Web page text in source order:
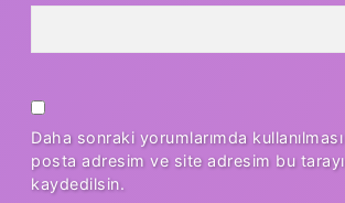
Daha sonraki yorumlarımda
posta adresim ve site adresim bu
kaydedilsin.